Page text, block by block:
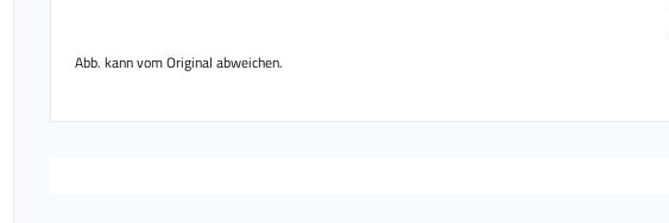
Abb. kann vom Original abweichen.